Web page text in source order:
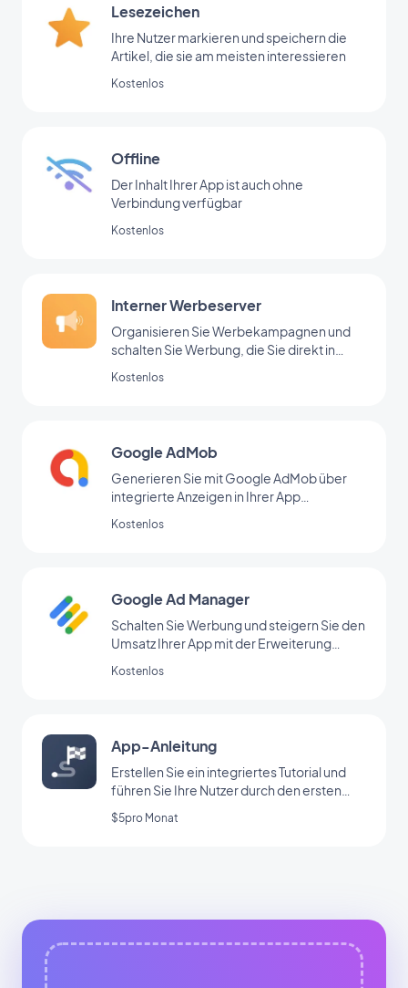
Lesezeichen
Ihre Nutzer markieren und speichern die
Artikel, die sie am meisten interessieren
Kostenlos
Offline
Der Inhalt Ihrer App ist auch ohne
Verbindung verfügbar
Kostenlos
Interner Werbeserver
Organisieren Sie Werbekampagnen und
schalten Sie Werbung, die Sie direkt in
Kostenlos
Google AdMob
Generieren Sie mit Google AdMob über
integrierte Anzeigen in Ihrer App
Kostenlos
Google Ad Manager
Schalten Sie Werbung und steigern Sie den
Umsatz Ihrer App mit der Erweiterung
Kostenlos
App-Anleitung
Erstellen Sie ein integriertes Tutorial und
führen Sie Ihre Nutzer durch den ersten
Start Ihrer App
$5pro Monat